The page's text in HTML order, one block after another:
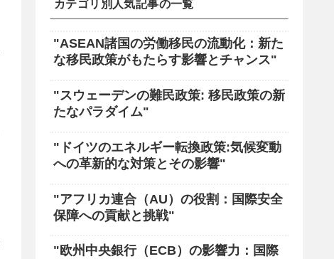
カテゴリ別人気記事の一覧
"ASEAN諸国の労働移民の流動化：新た
な移民政策がもたらす影響とチャンス"
"スウェーデンの難民政策: 移民政策の新
たなパラダイム"
"ドイツのエネルギー転換政策:気候変動
への革新的な対策とその影響"
"アフリカ連合（AU）の役割：国際安全
保障への貢献と挑戦"
"欧州中央銀行（ECB）の影響力：国際